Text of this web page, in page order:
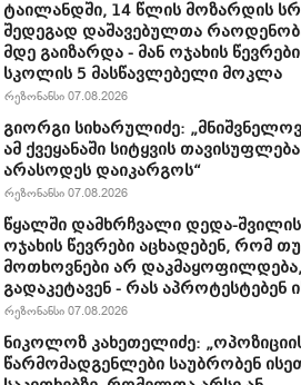
ტაილანდში, 14 წლის მოზარდის
შედეგად დაშავებულთა
მდე გაიზარდა - მან ოჯახის
სკოლის 5 მასწავლებელი მოკლა
რეზონანსი 07.08.2026
გიორგი სიხარულიძე:
ამ ქვეყანაში სიტყვის თავისუფლება
არასოდეს დაიკარგოს“
რეზონანსი 07.08.2026
წყალში დამხრჩვალი დედა-შვილის
ოჯახის წევრები აცხადებენ, რომ
მოთხოვნები არ დაკმაყოფილდება,
გადაკეტავენ - რას აპროტესტებენ
რეზონანსი 07.08.2026
ნიკოლოზ კახეთელიძე:
წარმომადგენლები საუბრობენ